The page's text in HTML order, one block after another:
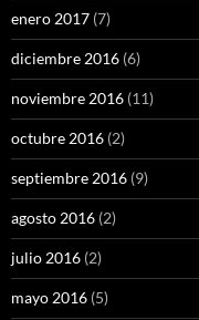
enero 2017 (7)
diciembre 2016 (6)
noviembre 2016 (11)
octubre 2016 (2)
septiembre 2016 (9)
agosto 2016 (2)
julio 2016 (2)
mayo 2016 (5)